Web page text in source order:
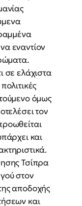
εναντίον
σε ελάχιστα
όμως
τον
και
Τσίπρα
στον
αποδοχής
και